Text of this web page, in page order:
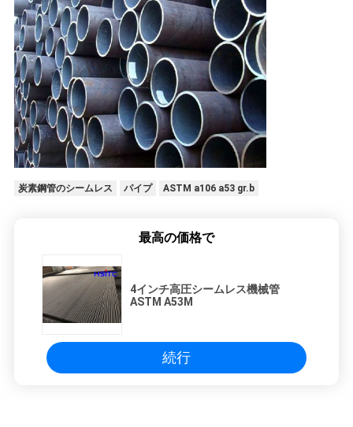
炭素鋼管のシームレス パイプ ASTM a106 a53 gr.b
最高の価格で
4インチ高圧シームレス機械管
ASTM A53M
続行